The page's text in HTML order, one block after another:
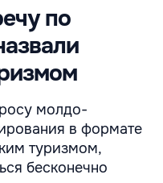
по
молдо-
в формате
туризмом,
бесконечно